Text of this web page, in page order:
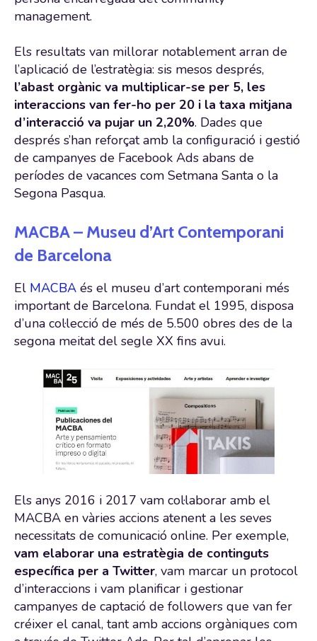
management.
Els resultats van millorar notablement arran de
l’aplicació de l’estratègia: sis mesos després,
l’abast orgànic va multiplicar-se per 5, les
interaccions van fer-ho per 20 i la taxa mitjana
d’interacció va pujar un 2,20%. Dades que
després s’han reforçat amb la configuració i gestió
de campanyes de Facebook Ads abans de
períodes de vacances com Setmana Santa o la
Segona Pasqua.
MACBA – Museu d’Art Contemporani
de Barcelona
El MACBA és el museu d’art contemporani més
important de Barcelona. Fundat el 1995, disposa
d’una col·lecció de més de 5.500 obres des de la
segona meitat del segle XX fins avui.
Els anys 2016 i 2017 vam col·laborar amb el
MACBA en vàries accions atenent a les seves
necessitats de comunicació online. Per exemple,
vam elaborar una estratègia de continguts
específica per a Twitter, vam marcar un protocol
d’interaccions i vam planificar i gestionar
campanyes de captació de followers que van fer
créixer el canal, tant amb accions orgàniques com